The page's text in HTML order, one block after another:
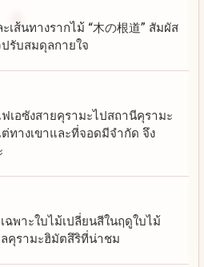
เส้นทางรากไม้ “木の根道” สัมผัส
รับสมดุลกายใจ
เอซังสายคุรามะไปสถานีคุรามะ
ทางเขาและที่จอดมีจำกัด จึง
พาะใบไม้เปลี่ยนสีในฤดูใบไม้
คุรามะฮิมัตสึริที่น่าชม